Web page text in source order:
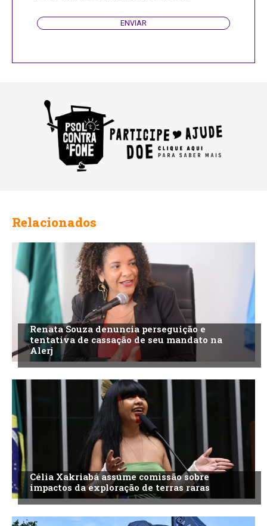
ENVIAR
Relacionados
Renata Souza denuncia perseguição e
tentativa de cassação de seu mandato na
Alerj
Célia Xakriabá assume comissão sobre
impactos da exploração de terras raras